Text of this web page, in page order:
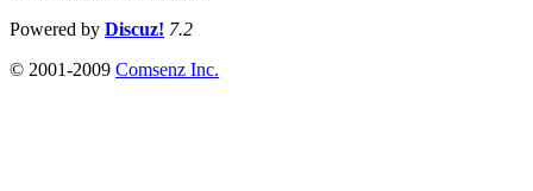
Powered by Discuz! 7.2
© 2001-2009 Comsenz Inc.